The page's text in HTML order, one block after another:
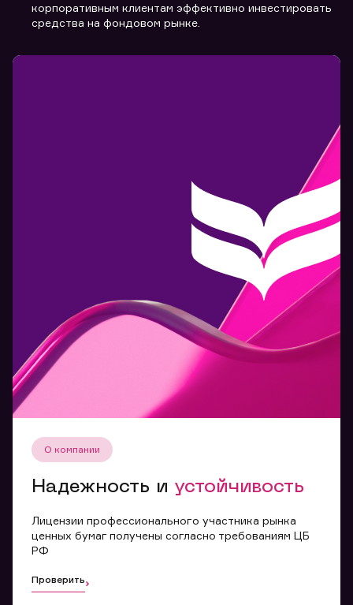
корпоративным клиентам эффективно инвестировать
средства на фондовом рынке.
О компании
Надежность и устойчивость
Лицензии профессионального участника рынка
ценных бумаг получены согласно требованиям ЦБ
РФ
Проверить
правилами